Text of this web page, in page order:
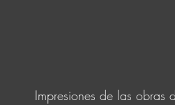
Impresiones de las obras